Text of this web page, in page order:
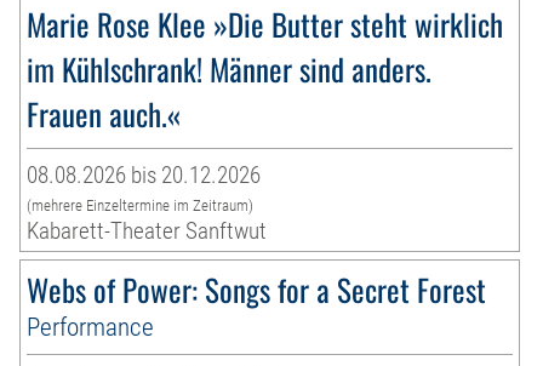
Marie Rose Klee »Die Butter steht wirklich
im Kühlschrank! Männer sind anders.
Frauen auch.«
08.08.2026 bis 20.12.2026
(mehrere Einzeltermine im Zeitraum)
Kabarett-Theater Sanftwut
Webs of Power: Songs for a Secret Forest
Performance